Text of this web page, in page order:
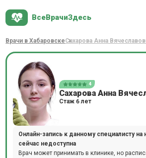
ВсеВрачиЗдесь
Врачи в ХабаровскеСахарова Анна
4
Сахарова Анна
Стаж 6 лет
Онлайн-запись к данному специалисту на
сейчас недоступна
Врач может принимать в клинике, но